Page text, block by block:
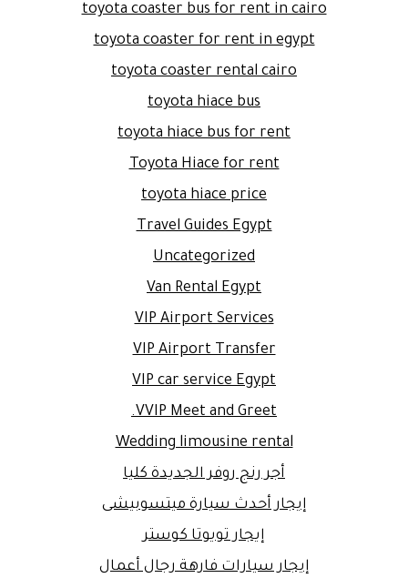
toyota coaster bus for rent in cairo
toyota coaster for rent in egypt
toyota coaster rental cairo
toyota hiace bus
toyota hiace bus for rent
Toyota Hiace for rent
toyota hiace price
Travel Guides Egypt
Uncategorized
Van Rental Egypt
VIP Airport Services
VIP Airport Transfer
VIP car service Egypt
VVIP Meet and Greet.
Wedding limousine rental
أجر رنج روفر الجديدة كليا
إيجار أحدث سيارة ميتسوبيشى
إيجار تويوتا كوستر
إيجار سيارات فارهة رجال أعمال